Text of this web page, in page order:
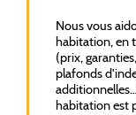
Nous vous
habitation, en
(prix,
plafonds
habitation est